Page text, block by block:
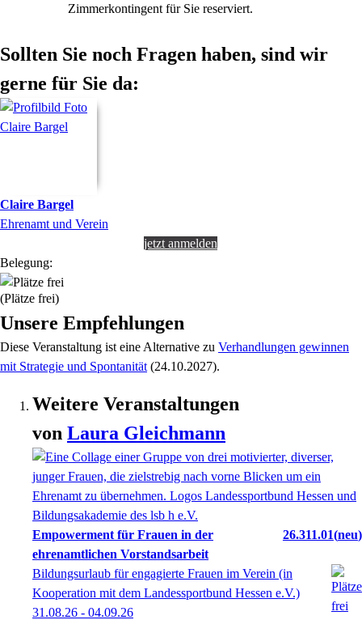
Zimmerkontingent für Sie reserviert.
Sollten Sie noch Fragen haben, sind wir
gerne für Sie da:
Claire Bargel
Ehrenamt und Verein
jetzt anmelden
Belegung:
(Plätze frei)
Unsere Empfehlungen
Diese Veranstaltung ist eine Alternative zu Verhandlungen gewinnen
mit Strategie und Spontanität (24.10.2027).
Weitere Veranstaltungen
von Laura Gleichmann
Empowerment für Frauen in der
ehrenamtlichen Vorstandsarbeit
26.311.01 neu
Bildungsurlaub für engagierte Frauen im Verein (in
Kooperation mit dem Landessportbund Hessen e.V.)
31.08.26 - 04.09.26